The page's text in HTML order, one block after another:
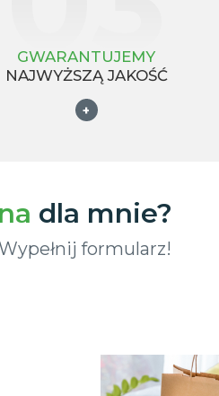
GWARANTUJEMY
NAJWYŻSZĄ JAKOŚĆ
+
dla mnie?
formularz!